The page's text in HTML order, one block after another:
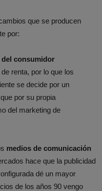
que se producen
por:
consumidor
renta, por lo que los
se decide por un
por su propia
del marketing de
medios de comunicación
hace que la publicidad
dé un mayor
de los años 90 vengo